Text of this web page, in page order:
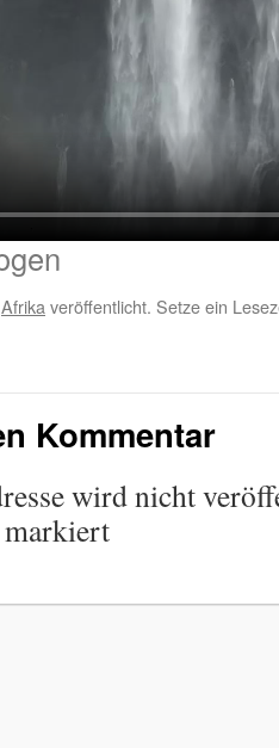
Afrika veröffentlicht. Setze ein
Kommentar
wird nicht
markiert